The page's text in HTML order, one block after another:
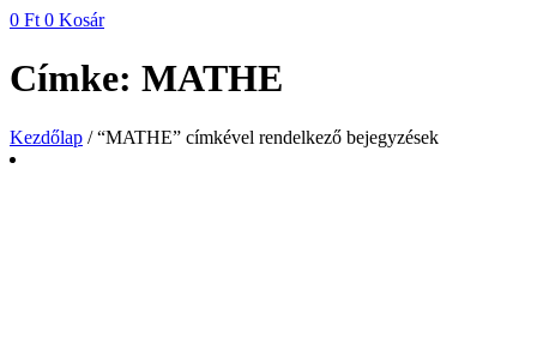
0 Ft 0 Kosár
Címke: MATHE
Kezdőlap / “MATHE” címkével rendelkező bejegyzések